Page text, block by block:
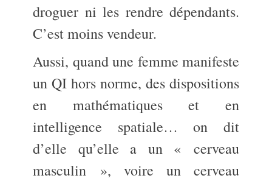
droguer ni les rendre dépendants.
C’est moins vendeur.
Aussi, quand une femme manifeste
un QI hors norme, des dispositions
en mathématiques et en
intelligence spatiale… on dit
d’elle qu’elle a un « cerveau
masculin », voire un cerveau